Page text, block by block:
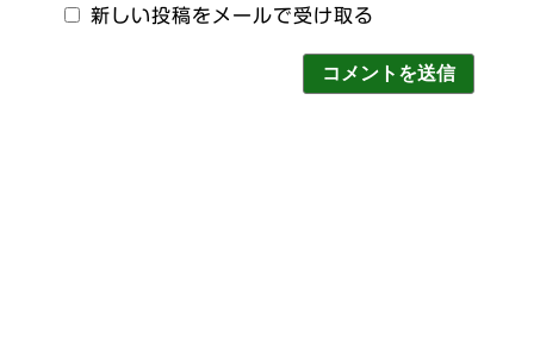
新しい投稿をメールで受け取る